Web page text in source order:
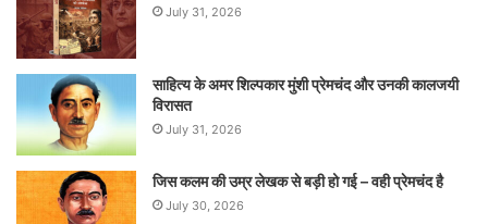
July 31, 2026
साहित्य के अमर शिल्पकार मुंशी प्रेमचंद और उनकी कालजयी
विरासत
July 31, 2026
जिस कलम की उम्र लेखक से बड़ी हो गई – वही प्रेमचंद है
July 30, 2026